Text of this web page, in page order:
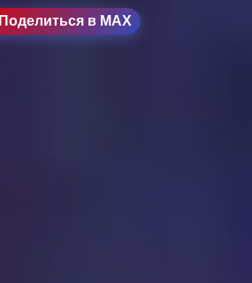
Поделиться в MAX